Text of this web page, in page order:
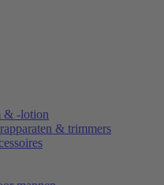
& -lotion
& trimmers